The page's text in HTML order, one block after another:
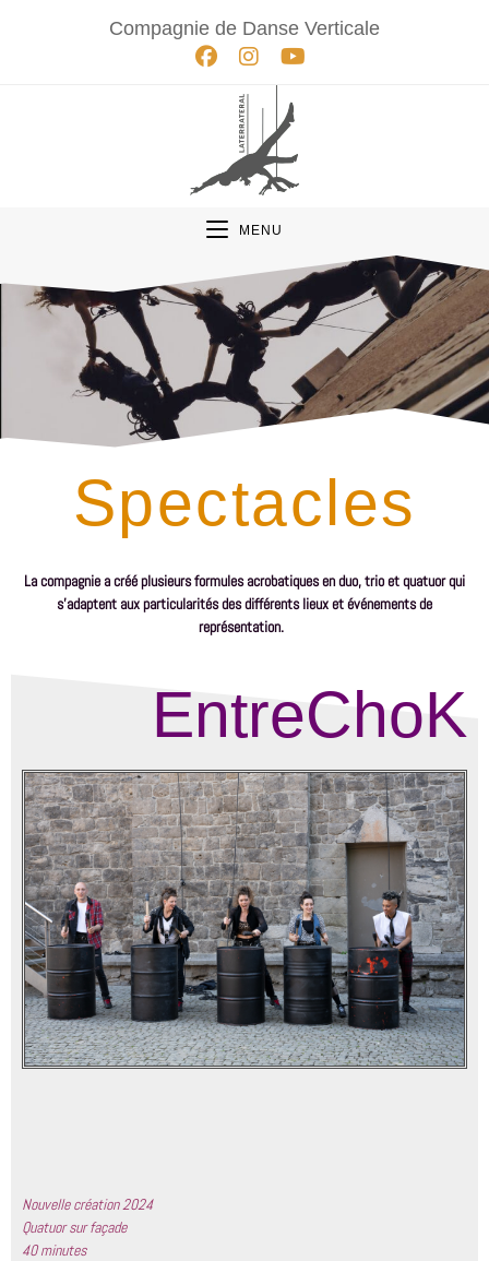
Compagnie de Danse Verticale
MENU
Spectacles
La compagnie a créé plusieurs formules acrobatiques en duo, trio et quatuor qui
s’adaptent aux particularités des différents lieux et événements de
représentation.
EntreChoK
Nouvelle création 2024
Quatuor sur façade
40 minutes